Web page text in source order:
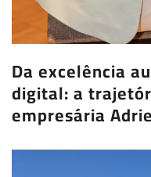
Da excelência
digital: a
empresária